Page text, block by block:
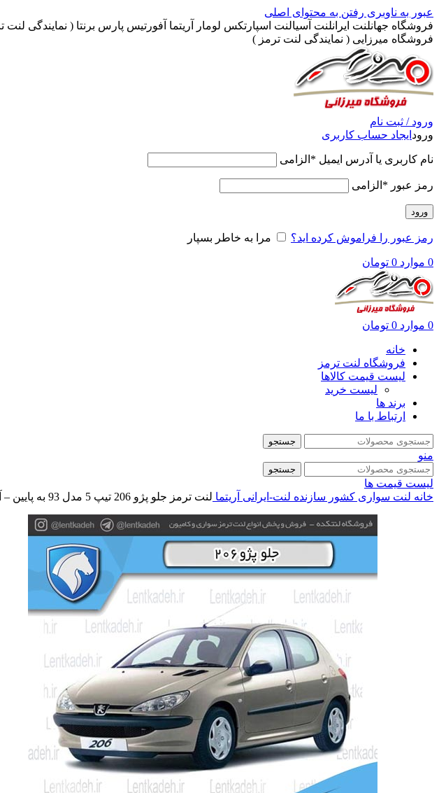
عبور به ناوبری رفتن به محتوای اصلی
فروشگاه جهانلنت ایرانلنت آسیالنت اسپارتکس لومار آریتما آفورتیس پارس برنتا ( نمایندگی لنت
فروشگاه میرزایی ( نمایندگی لنت ترمز )
ورود / ثبت نام
ورود ایجاد حساب کاربری
نام کاربری یا آدرس ایمیل * الزامی
رمز عبور * الزامی
ورود
رمز عبور را فراموش کرده اید؟ مرا به خاطر بسپار
0 موارد 0 تومان
0 موارد 0 تومان
خانه
فروشگاه لنت ترمز
لیست قیمت کالاها
لیست خرید
برند ها
ارتباط با ما
جستجو
منو
جستجو
لیست قیمت ها
خانه لنت سواری کشور سازنده لنت-ایرانی آریتما لنت ترمز جلو پژو 206 تیپ 5 مدل 93 به پایین – آریتما